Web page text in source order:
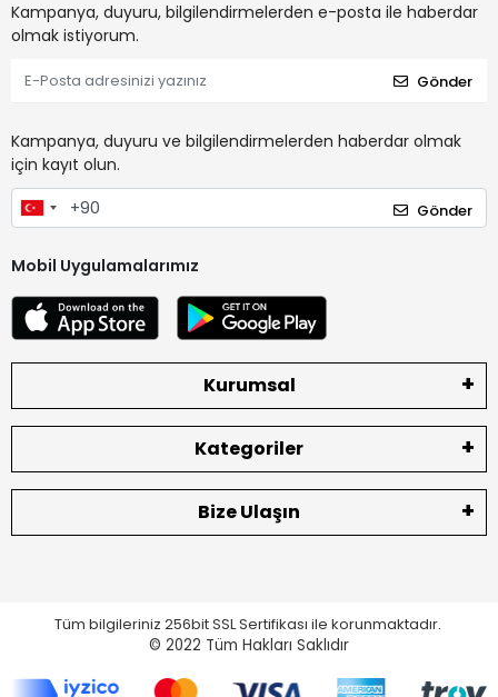
Kampanya, duyuru, bilgilendirmelerden e-posta ile haberdar
olmak istiyorum.
Gönder
Kampanya, duyuru ve bilgilendirmelerden haberdar olmak
için kayıt olun.
Gönder
Mobil Uygulamalarımız
Kurumsal
Kategoriler
Bize Ulaşın
Tüm bilgileriniz 256bit SSL Sertifikası ile korunmaktadır.
© 2022 Tüm Hakları Saklıdır